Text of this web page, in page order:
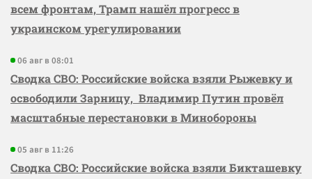
всем фронтам, Трамп нашёл прогресс в
украинском урегулировании
06 авг в 08:01
Сводка СВО: Российские войска взяли Рыжевку и
освободили Зарницу, Владимир Путин провёл
масштабные перестановки в Минобороны
05 авг в 11:26
Сводка СВО: Российские войска взяли Бикташевку